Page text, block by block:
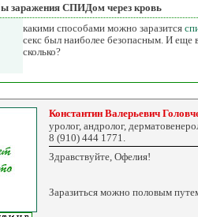
заражения СПИДом через кровь
какими способами можно заразится
секс был наиболее безопасным. И
сколько?
Константин Валерьевич
уролог, андролог,
8 (910) 444 1771.
Здравствуйте, Офелия!
Заразиться можно половым